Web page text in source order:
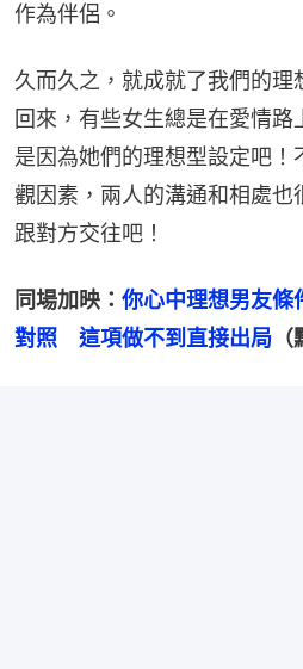
作為伴侶。
久而久之，就成就了我們的理
回來，有些女生總是在愛情
是因為她們的理想型設定吧
觀因素，兩人的溝通和相處也
跟對方交往吧！
同場加映： 你心中理想男友條
對照　這項做不到直接出局